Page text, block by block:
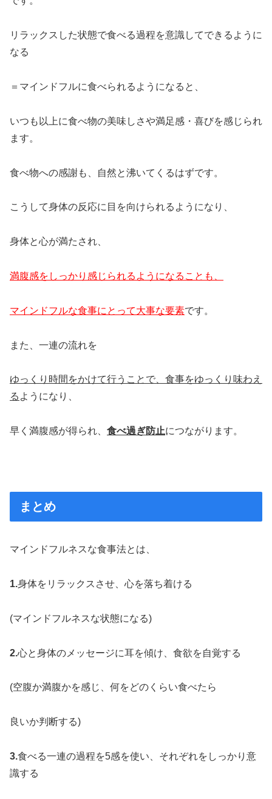
リラックスした状態で食べる過程を意識してできるように
なる
＝マインドフルに食べられるようになると、
いつも以上に食べ物の美味しさや満足感・喜びを感じられ
ます。
食べ物への感謝も、自然と沸いてくるはずです。
こうして身体の反応に目を向けられるようになり、
身体と心が満たされ、
満腹感をしっかり感じられるようになることも、
マインドフルな食事にとって大事な要素です。
また、一連の流れを
ゆっくり時間をかけて行うことで、食事をゆっくり味わえ
る ようになり、
早く満腹感が得られ、 食べ過ぎ防止につながります。
まとめ
マインドフルネスな食事法とは、
1.身体をリラックスさせ、心を落ち着ける
(マインドフルネスな状態になる)
2.心と身体のメッセージに耳を傾け、食欲を自覚する
(空腹か満腹かを感じ、何をどのくらい食べたら
良いか判断する)
3.食べる一連の過程を5感を使い、それぞれをしっかり意
識する